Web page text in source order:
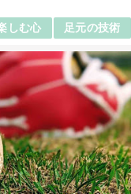
しむ心 足元の技術